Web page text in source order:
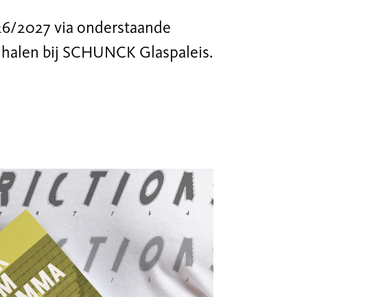
2027 via onderstaande
bij SCHUNCK Glaspaleis.